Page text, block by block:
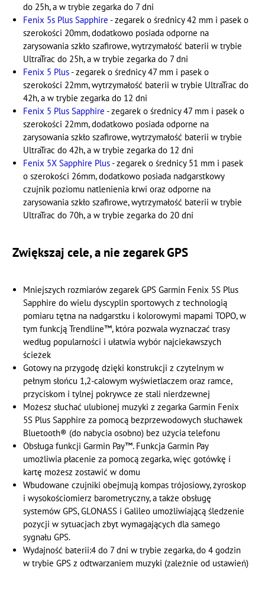
do 25h, a w trybie zegarka do 7 dni
Fenix 5s Plus Sapphire - zegarek o średnicy 42 mm i pasek o
szerokości 20mm, dodatkowo posiada odporne na
zarysowania szkło szafirowe, wytrzymałość baterii w trybie
UltraTrac do 25h, a w trybie zegarka do 7 dni
Fenix 5 Plus- zegarek o średnicy 47 mm i pasek o
szerokości 22mm, wytrzymałość baterii w trybie UltraTrac do
42h, a w trybie zegarka do 12 dni
Fenix 5 Plus Sapphire - zegarek o średnicy 47 mm i pasek o
szerokości 22mm, dodatkowo posiada odporne na
zarysowania szkło szafirowe, wytrzymałość baterii w trybie
UltraTrac do 42h, a w trybie zegarka do 12 dni
Fenix 5X Sapphire Plus- zegarek o średnicy 51 mm i pasek
o szerokości 26mm, dodatkowo posiada nadgarstkowy
czujnik poziomu natlenienia krwi oraz odporne na
zarysowania szkło szafirowe, wytrzymałość baterii w trybie
UltraTrac do 70h, a w trybie zegarka do 20 dni
Zwiększaj cele, a nie zegarek GPS
Mniejszych rozmiarów zegarek GPS Garmin Fenix 5S Plus
Sapphire do wielu dyscyplin sportowych z technologią
pomiaru tętna na nadgarstku i kolorowymi mapami TOPO, w
tym funkcją Trendline™, która pozwala wyznaczać trasy
według popularności i ułatwia wybór najciekawszych
ścieżek
Gotowy na przygodę dzięki konstrukcji z czytelnym w
pełnym słońcu 1,2-calowym wyświetlaczem oraz ramce,
przyciskom i tylnej pokrywce ze stali nierdzewnej
Możesz słuchać ulubionej muzyki z zegarka Garmin Fenix
5S Plus Sapphire za pomocą bezprzewodowych słuchawek
Bluetooth® (do nabycia osobno) bez użycia telefonu
Obsługa funkcji Garmin Pay™. Funkcja Garmin Pay
umożliwia płacenie za pomocą zegarka, więc gotówkę i
kartę możesz zostawić w domu
Wbudowane czujniki obejmują kompas trójosiowy, żyroskop
i wysokościomierz barometryczny, a także obsługę
systemów GPS, GLONASS i Galileo umożliwiającą śledzenie
pozycji w sytuacjach zbyt wymagających dla samego
sygnału GPS.
Wydajność baterii:4 do 7 dni w trybie zegarka, do 4 godzin
w trybie GPS z odtwarzaniem muzyki (zależnie od ustawień)